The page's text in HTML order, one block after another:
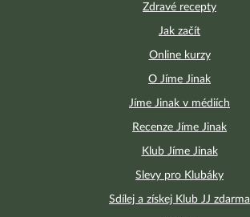
Zdravé recepty
Jak začít
Online kurzy
O Jíme Jinak
Jíme Jinak v médiích
Recenze Jíme Jinak
Klub Jíme Jinak
Slevy pro Klubáky
Sdílej a získej Klub JJ zdarma